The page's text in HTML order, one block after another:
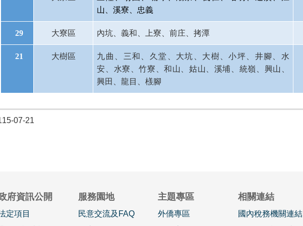
山、溪寮、忠義
29 大寮區 內坑、義和、上寮、前庄、拷潭
21 大樹區
九曲、三和、久堂、大坑、大樹、小坪、井腳、水
安、水寮、竹寮、和山、姑山、溪埔、統嶺、興山、
興田、龍目、檨腳
07-21
府資訊公開
定項目
服務園地
民意交流及FAQ
主題專區
外僑專區
相關連結
國內稅務機關連結